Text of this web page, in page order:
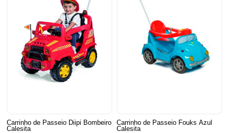
Carrinho de Passeio Diipi Bombeiro
Calesita
Carrinho de Passeio Fouks Azul
Calesita